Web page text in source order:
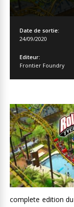
Date de sortie:
24/09/2020
Editeur:
Frontier Foundry
complete edition